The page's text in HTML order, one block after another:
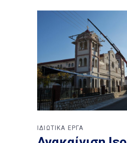
ΙΔΙΩΤΙΚΑ ΕΡΓΑ